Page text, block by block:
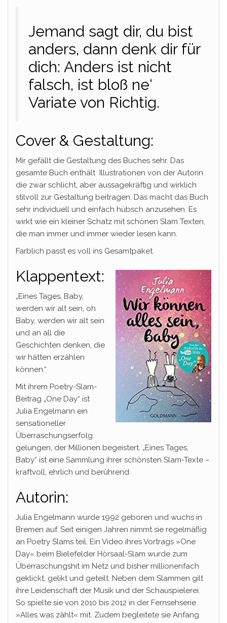
Jemand sagt dir, du bist
anders, dann denk dir für
dich: Anders ist nicht
falsch, ist bloß ne‘
Variate von Richtig.
Cover & Gestaltung:
Mir gefällt die Gestaltung des Buches sehr. Das
gesamte Buch enthält Illustrationen von der Autorin
die zwar schlicht, aber aussagekräftig und wirklich
stilvoll zur Gestaltung beitragen. Das macht das Buch
sehr individuell und einfach hübsch anzusehen. Es
wirkt wie ein kleiner Schatz mit schönen Slam Texten,
die man immer und immer wieder lesen kann.
Farblich passt es voll ins Gesamtpaket.
Klappentext:
„Eines Tages, Baby,
werden wir alt sein, oh
Baby, werden wir alt sein
und an all die
Geschichten denken, die
wir hätten erzählen
können.“
Mit ihrem Poetry-Slam-
Beitrag „One Day“ ist
Julia Engelmann ein
sensationeller
Überraschungserfolg
gelungen, der Millionen begeistert. „Eines Tages,
Baby“ ist eine Sammlung ihrer schönsten Slam-Texte –
kraftvoll, ehrlich und berührend.
Autorin:
Julia Engelmann wurde 1992 geboren und wuchs in
Bremen auf. Seit einigen Jahren nimmt sie regelmäßig
an Poetry Slams teil. Ein Video ihres Vortrags »One
Day« beim Bielefelder Hörsaal-Slam wurde zum
Überraschungshit im Netz und bisher millionenfach
geklickt, gelikt und geteilt. Neben dem Slammen gilt
ihre Leidenschaft der Musik und der Schauspielerei.
So spielte sie von 2010 bis 2012 in der Fernsehserie
»Alles was zählt« mit. Zudem begleitete sie Anfang